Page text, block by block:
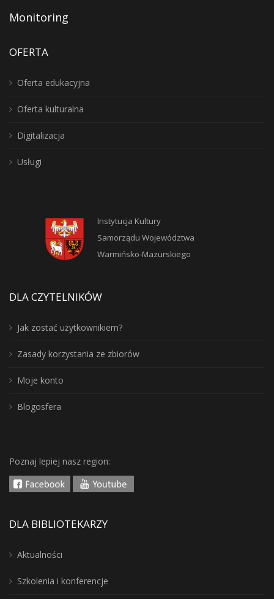
Monitoring
OFERTA
Oferta edukacyjna
Oferta kulturalna
Digitalizacja
Usługi
Instytucja Kultury
Samorządu Województwa
Warmińsko-Mazurskiego
DLA CZYTELNIKÓW
Jak zostać użytkownikiem?
Zasady korzystania ze zbiorów
Moje konto
Blogosfera
Poznaj lepiej nasz region:
DLA BIBLIOTEKARZY
Aktualności
Szkolenia i konferencje